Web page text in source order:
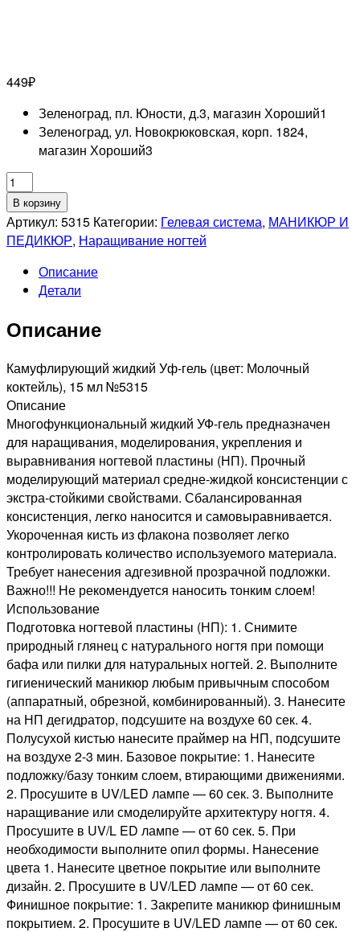
449₽
Зеленоград, пл. Юности, д.3, магазин Хороший1
Зеленоград, ул. Новокрюковская, корп. 1824,
магазин Хороший3
Количество
товара
RUNAIL
Камуфлирующий
Уф-
гель
Молочный
15мл
№5315
В корзину
Артикул: 5315 Категории: Гелевая система, МАНИКЮР И
ПЕДИКЮР, Наращивание ногтей
Описание
Детали
Описание
Камуфлирующий жидкий Уф-гель (цвет: Молочный
коктейль), 15 мл №5315
Описание
Многофункциональный жидкий УФ-гель предназначен
для наращивания, моделирования, укрепления и
выравнивания ногтевой пластины (НП). Прочный
моделирующий материал средне-жидкой консистенции с
экстра-стойкими свойствами. Сбалансированная
консистенция, легко наносится и самовыравнивается.
Укороченная кисть из флакона позволяет легко
контролировать количество используемого материала.
Требует нанесения адгезивной прозрачной подложки.
Важно!!! Не рекомендуется наносить тонким слоем!
Использование
Подготовка ногтевой пластины (НП): 1. Снимите
природный глянец с натурального ногтя при помощи
бафа или пилки для натуральных ногтей. 2. Выполните
гигиенический маникюр любым привычным способом
(аппаратный, обрезной, комбинированный). 3. Нанесите
на НП дегидратор, подсушите на воздухе 60 сек. 4.
Полусухой кистью нанесите праймер на НП, подсушите
на воздухе 2-3 мин. Базовое покрытие: 1. Нанесите
подложку/базу тонким слоем, втирающими движениями.
2. Просушите в UV/LED лампе — 60 сек. 3. Выполните
наращивание или смоделируйте архитектуру ногтя. 4.
Просушите в UV/L ED лампе — от 60 сек. 5. При
необходимости выполните опил формы. Нанесение
цвета 1. Нанесите цветное покрытие или выполните
дизайн. 2. Просушите в UV/LED лампе — от 60 сек.
Финишное покрытие: 1. Закрепите маникюр финишным
покрытием. 2. Просушите в UV/LED лампе — от 60 сек.